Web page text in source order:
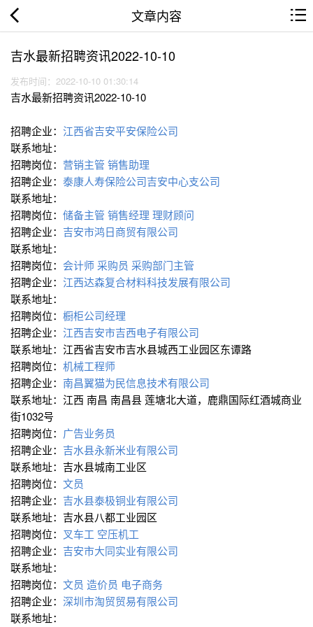
文章内容
吉水最新招聘资讯2022-10-10
发布时间：2022-10-10 01:30:14
吉水最新招聘资讯2022-10-10
招聘企业： 江西省吉安平安保险公司
联系地址：
招聘岗位： 营销主管 销售助理
招聘企业： 泰康人寿保险公司吉安中心支公司
联系地址：
招聘岗位： 储备主管 销售经理 理财顾问
招聘企业： 吉安市鸿日商贸有限公司
联系地址：
招聘岗位： 会计师 采购员 采购部门主管
招聘企业： 江西达森复合材料科技发展有限公司
联系地址：
招聘岗位： 橱柜公司经理
招聘企业： 江西吉安市吉西电子有限公司
联系地址：江西省吉安市吉水县城西工业园区东谭路
招聘岗位： 机械工程师
招聘企业： 南昌翼猫为民信息技术有限公司
联系地址：江西 南昌 南昌县 莲塘北大道，鹿鼎国际红酒城商业
街1032号
招聘岗位： 广告业务员
招聘企业： 吉水县永新米业有限公司
联系地址：吉水县城南工业区
招聘岗位： 文员
招聘企业： 吉水县泰极铜业有限公司
联系地址：吉水县八都工业园区
招聘岗位： 叉车工 空压机工
招聘企业： 吉安市大同实业有限公司
联系地址：
招聘岗位： 文员 造价员 电子商务
招聘企业： 深圳市淘贸贸易有限公司
联系地址：